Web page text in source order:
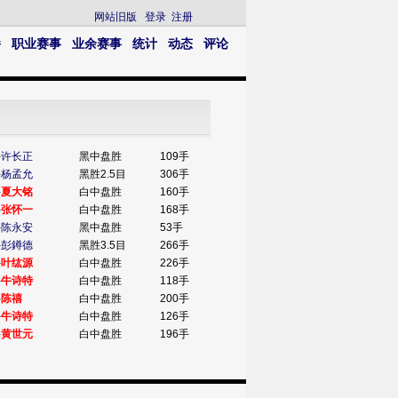
网站旧版 登录 注册
职业赛事 业余赛事 统计 动态
评论
许长正 黑中盘胜
109手
杨孟允 黑胜2.5目
306手
夏大铭 白中盘胜
160手
张怀一 白中盘胜
168手
陈永安 黑中盘胜
53手
彭鐏德 黑胜3.5目
266手
叶纮源 白中盘胜
226手
牛诗特 白中盘胜
118手
陈禧 白中盘胜
200手
牛诗特 白中盘胜
126手
黄世元 白中盘胜 196手